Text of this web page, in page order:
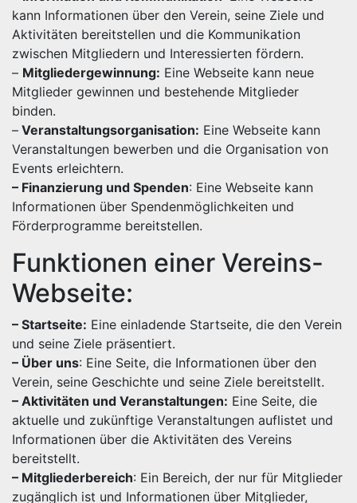
kann Informationen über den Verein, seine Ziele und
Aktivitäten bereitstellen und die Kommunikation
zwischen Mitgliedern und Interessierten fördern.
– Mitgliedergewinnung: Eine Webseite kann neue
Mitglieder gewinnen und bestehende Mitglieder
binden.
– Veranstaltungsorganisation: Eine Webseite kann
Veranstaltungen bewerben und die Organisation von
Events erleichtern.
– Finanzierung und Spenden: Eine Webseite kann
Informationen über Spendenmöglichkeiten und
Förderprogramme bereitstellen.
Funktionen einer Vereins-
Webseite:
– Startseite: Eine einladende Startseite, die den Verein
und seine Ziele präsentiert.
– Über uns: Eine Seite, die Informationen über den
Verein, seine Geschichte und seine Ziele bereitstellt.
– Aktivitäten und Veranstaltungen: Eine Seite, die
aktuelle und zukünftige Veranstaltungen auflistet und
Informationen über die Aktivitäten des Vereins
bereitstellt.
– Mitgliederbereich: Ein Bereich, der nur für Mitglieder
zugänglich ist und Informationen über Mitglieder,